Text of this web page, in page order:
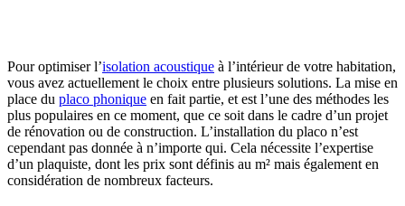
Pour optimiser l’isolation acoustique à l’intérieur de votre habitation,
vous avez actuellement le choix entre plusieurs solutions. La mise en
place du placo phonique en fait partie, et est l’une des méthodes les
plus populaires en ce moment, que ce soit dans le cadre d’un projet
de rénovation ou de construction. L’installation du placo n’est
cependant pas donnée à n’importe qui. Cela nécessite l’expertise
d’un plaquiste, dont les prix sont définis au m² mais également en
considération de nombreux facteurs.